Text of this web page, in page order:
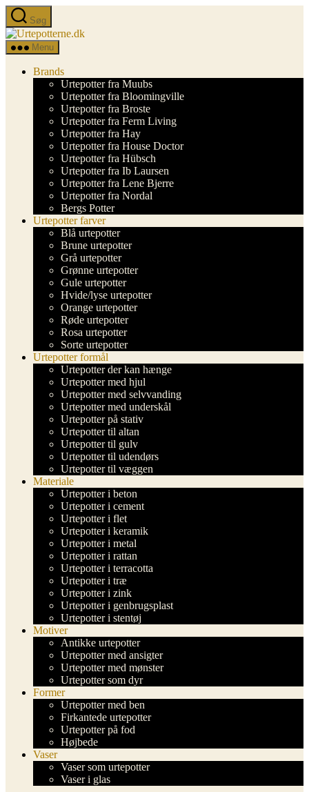
Spring
til
indholdet
Søg
Urtepotterne.dk
Menu
Brands
Urtepotter fra Muubs
Urtepotter fra Bloomingville
Urtepotter fra Broste
Urtepotter fra Ferm Living
Urtepotter fra Hay
Urtepotter fra House Doctor
Urtepotter fra Hübsch
Urtepotter fra Ib Laursen
Urtepotter fra Lene Bjerre
Urtepotter fra Nordal
Bergs Potter
Urtepotter farver
Blå urtepotter
Brune urtepotter
Grå urtepotter
Grønne urtepotter
Gule urtepotter
Hvide/lyse urtepotter
Orange urtepotter
Røde urtepotter
Rosa urtepotter
Sorte urtepotter
Urtepotter formål
Urtepotter der kan hænge
Urtepotter med hjul
Urtepotter med selvvanding
Urtepotter med underskål
Urtepotter på stativ
Urtepotter til altan
Urtepotter til gulv
Urtepotter til udendørs
Urtepotter til væggen
Materiale
Urtepotter i beton
Urtepotter i cement
Urtepotter i flet
Urtepotter i keramik
Urtepotter i metal
Urtepotter i rattan
Urtepotter i terracotta
Urtepotter i træ
Urtepotter i zink
Urtepotter i genbrugsplast
Urtepotter i stentøj
Motiver
Antikke urtepotter
Urtepotter med ansigter
Urtepotter med mønster
Urtepotter som dyr
Former
Urtepotter med ben
Firkantede urtepotter
Urtepotter på fod
Højbede
Vaser
Vaser som urtepotter
Vaser i glas